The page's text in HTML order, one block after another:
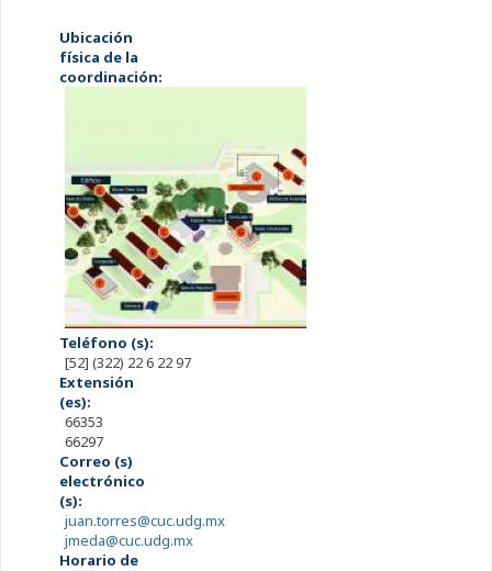
Ubicación
física de la
coordinación:
Teléfono (s):
[52] (322) 22 6 22 97
Extensión
(es):
66353
66297
Correo (s)
electrónico
(s):
juan.torres@cuc.udg.mx
jmeda@cuc.udg.mx
Horario de